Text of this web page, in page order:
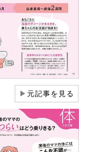
▶元記事を見る